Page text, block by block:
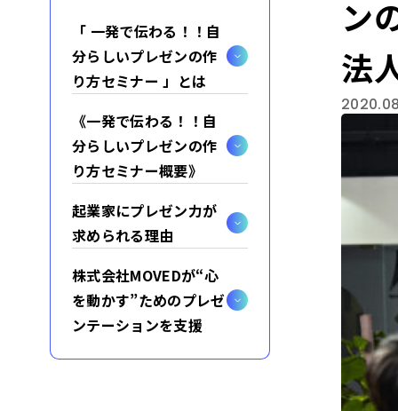
「 一発で伝わる！！自
分らしいプレゼンの作
り方セミナー 」とは
《一発で伝わる！！自
分らしいプレゼンの作
り方セミナー概要》
起業家にプレゼン力が
求められる理由
株式会社MOVEDが“心
を動かす”ためのプレゼ
ンテーションを支援
ン
法